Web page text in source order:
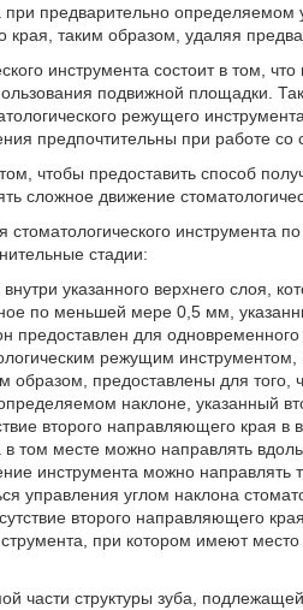
предварительно определяемом
таким образом, удаляя
инструмента состоит в том,
подвижной площадки.
режущего
предпочтительны при работе
чтобы предоставить способ
сложное движение
инструмента
стадии:
указанного верхнего слоя,
по меньшей мере 0,5 мм,
предоставлен для
режущим
предоставлены для того,
наклоне, указанный
второго направляющего края в
том месте можно направлять
инструмента можно
управления углом наклона
второго направляющего
при котором имеют
части структуры зуба,